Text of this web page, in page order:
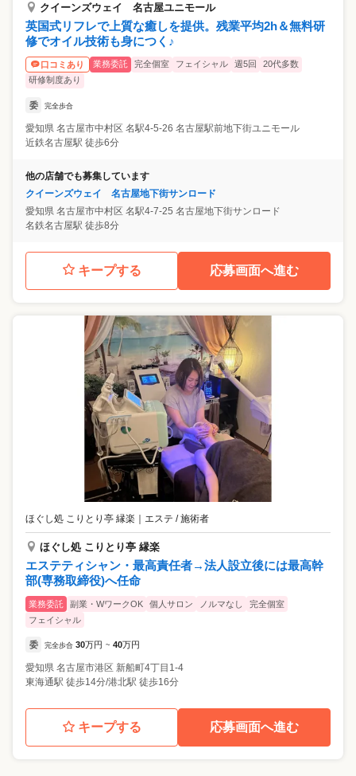
クイーンズウェイ 名古屋ユニモール
英国式リフレで上質な癒しを提供。残業平均2h＆無料研
修でオイル技術も身につく♪
口コミあり 業務委託 完全個室 フェイシャル 週5回
20代多数
研修制度あり
委 完全歩合
愛知県 名古屋市中村区 名駅4-5-26 名古屋駅前地下街ユニモール
近鉄名古屋駅 徒歩6分
他の店舗でも募集しています
クイーンズウェイ 名古屋地下街サンロード
愛知県 名古屋市中村区 名駅4-7-25 名古屋地下街サンロード
名鉄名古屋駅 徒歩8分
キープする 応募画面へ進む
ほぐし処 こりとり亭 縁楽 エステ / 施術者
ほぐし処 こりとり亭 縁楽
エステティシャン・最高責任者→法人設立後には最高幹
部(専務取締役)へ任命
業務委託 副業・WワークOK 個人サロン ノルマなし
完全個室
フェイシャル
委 完全歩合 30万円 ~ 40万円
愛知県 名古屋市港区 新船町4丁目1-4
東海通駅 徒歩14分/港北駅 徒歩16分
キープする 応募画面へ進む